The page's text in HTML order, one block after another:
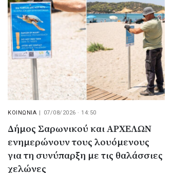
ΚΟΙΝΩΝΙΑ | 07/08/2026 · 14:50
Δήμος Σαρωνικού και ΑΡΧΕΛΩΝ
ενημερώνουν τους λουόμενους
για τη συνύπαρξη με τις θαλάσσιες
χελώνες